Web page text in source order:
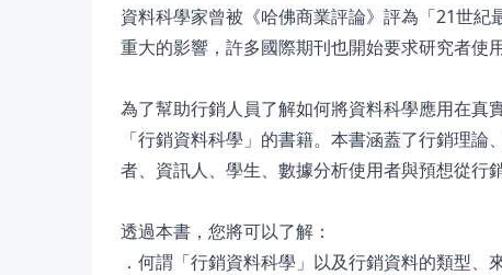
資料科學家曾被《哈佛商業評論》評為「21世
重大的影響，許多國際期刊也開始要求研究者使
為了幫助行銷人員了解如何將資料科學應用在真
「行銷資料科學」的書籍。本書涵蓋了行銷理
者、資訊人、學生、數據分析使用者與預想從行
透過本書，您將可以了解：
．何謂「行銷資料科學」以及行銷資料的類型、